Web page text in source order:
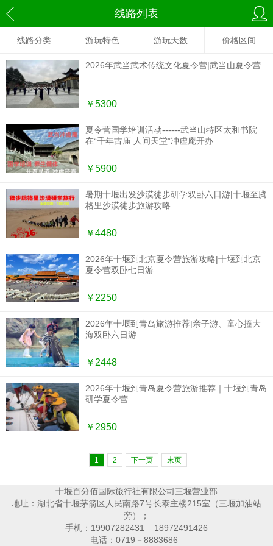
线路列表
线路分类 游玩特色 游玩天数 价格区间
2026年武当武术传统文化夏令营|武当山夏令营
￥5300
夏令营国学培训活动------武当山特区太和书院
在“千年古庙 人间天堂”冲虚庵开办
￥5900
暑期十堰出发沙漠徒步研学双卧六日游|十堰至腾
格里沙漠徒步旅游攻略
￥4480
2026年十堰到北京夏令营旅游攻略|十堰到北京
夏令营双卧七日游
￥2250
2026年十堰到青岛旅游推荐|亲子游、童心撞大
海双卧六日游
￥2448
2026年十堰到青岛夏令营旅游推荐｜十堰到青岛
研学夏令营
￥2950
1 2 下一页 末页
十堰百分佰国际旅行社有限公司三堰营业部
地址：湖北省十堰茅箭区人民南路7号长泰主楼215室（三堰加油站
旁）；
手机：19907282431 18972491426
电话：0719－8883686